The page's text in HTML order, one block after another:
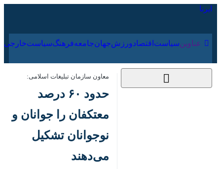
عناوین‌ سیاست اقتصاد ورزش جهان جامعه فرهنگ
معاون سازمان تبلیغات اسلامی:
حدود ۶۰ درصد
معتکفان را جوانان و
نوجوانان تشکیل
می‌دهند